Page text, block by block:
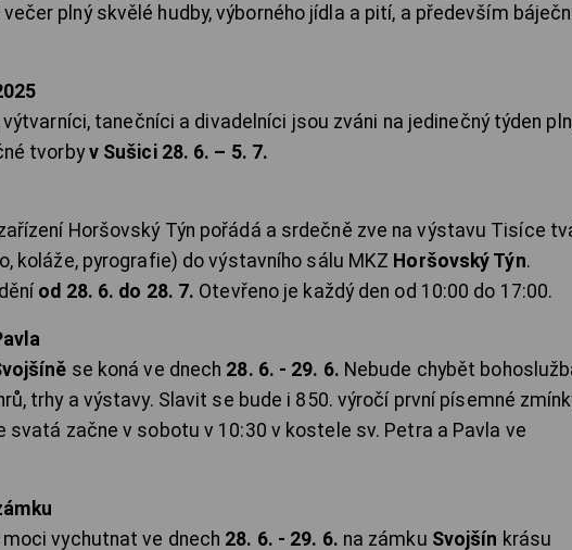
plný skvělé hudby, výborného jídla a pití, a především
tanečníci a divadelníci jsou zváni na jedinečný týden
tvorbyv Sušici 28. 6. – 5. 7.
Horšovský Týn pořádá a srdečně zve na výstavu Tisíce
koláže, pyrografie) do výstavního sálu MKZ Horšovský Týn.
od 28. 6. do 28. 7. Otevřeno je každý den od 10:00 do 17:00.
se koná ve dnech 28. 6. - 29. 6. Nebude chybět
trhy a výstavy. Slavit se bude i 850. výročí první písemné
svatá začne v sobotu v 10:30 v kostele sv. Petra a Pavla ve
vychutnat ve dnech 28. 6. - 29. 6. na zámku Svojšín krásu